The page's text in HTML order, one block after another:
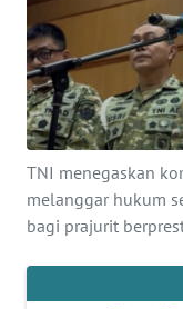
TNI menegaskan
melanggar hukum
bagi prajurit
KESEHATAN
INTERNASIONAL
SERBA-SERBI
PENDIDIKAN
OLAHRAGA